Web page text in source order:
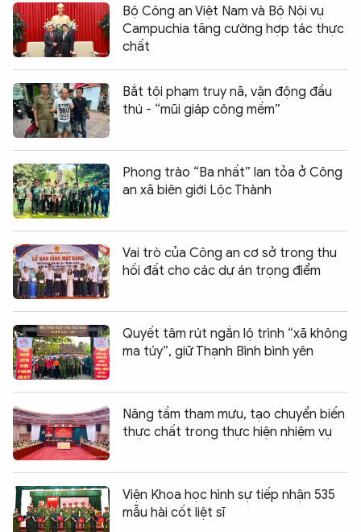
Bộ Công an Việt Nam và Bộ Nội vụ
Campuchia tăng cường hợp tác thực
chất
Bắt tội phạm truy nã, vận động đầu
thú - “mũi giáp công mềm”
Phong trào “Ba nhất” lan tỏa ở Công
an xã biên giới Lộc Thành
Vai trò của Công an cơ sở trong thu
hồi đất cho các dự án trọng điểm
Quyết tâm rút ngắn lộ trình “xã không
ma túy”, giữ Thạnh Bình bình yên
Nâng tầm tham mưu, tạo chuyển biến
thực chất trong thực hiện nhiệm vụ
Viện Khoa học hình sự tiếp nhận 535
mẫu hài cốt liệt sĩ